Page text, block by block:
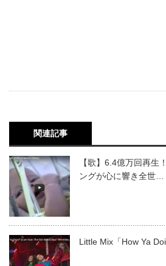
関連記事
【歌】6.4億万回再生
ングが心に響き全世…
Little Mix「How Ya